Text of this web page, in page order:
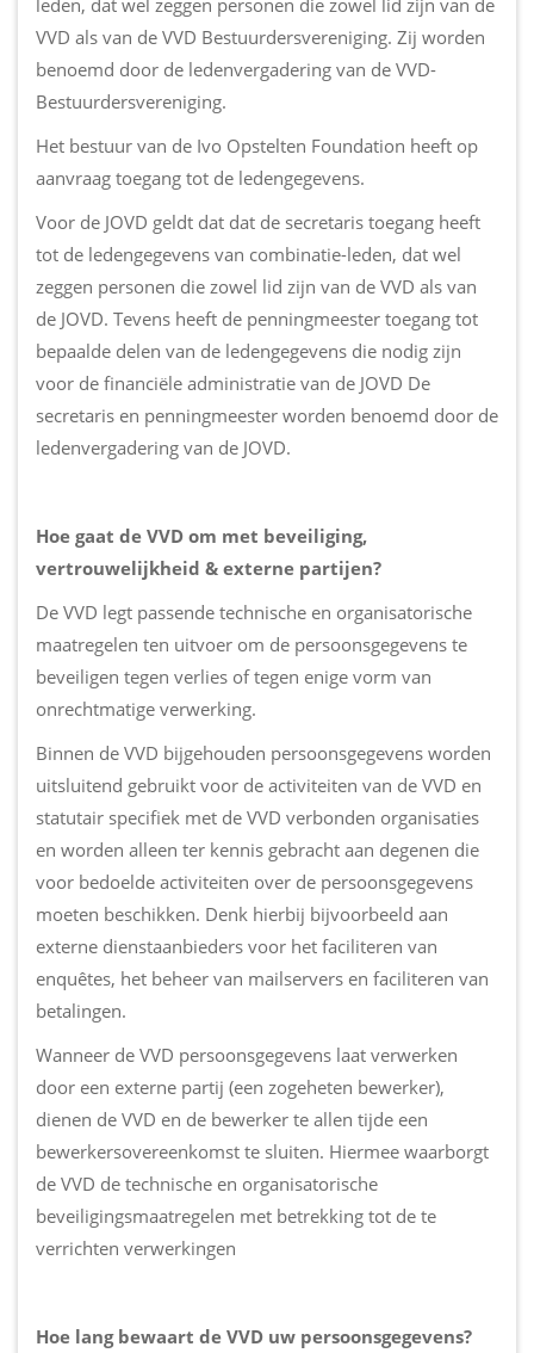
leden, dat wel zeggen personen die zowel lid zijn van de
VVD als van de VVD Bestuurdersvereniging. Zij worden
benoemd door de ledenvergadering van de VVD-
Bestuurdersvereniging.
Het bestuur van de Ivo Opstelten Foundation heeft op
aanvraag toegang tot de ledengegevens.
Voor de JOVD geldt dat dat de secretaris toegang heeft
tot de ledengegevens van combinatie-leden, dat wel
zeggen personen die zowel lid zijn van de VVD als van
de JOVD. Tevens heeft de penningmeester toegang tot
bepaalde delen van de ledengegevens die nodig zijn
voor de financiële administratie van de JOVD De
secretaris en penningmeester worden benoemd door de
ledenvergadering van de JOVD.
Hoe gaat de VVD om met beveiliging,
vertrouwelijkheid & externe partijen?
De VVD legt passende technische en organisatorische
maatregelen ten uitvoer om de persoonsgegevens te
beveiligen tegen verlies of tegen enige vorm van
onrechtmatige verwerking.
Binnen de VVD bijgehouden persoonsgegevens worden
uitsluitend gebruikt voor de activiteiten van de VVD en
statutair specifiek met de VVD verbonden organisaties
en worden alleen ter kennis gebracht aan degenen die
voor bedoelde activiteiten over de persoonsgegevens
moeten beschikken. Denk hierbij bijvoorbeeld aan
externe dienstaanbieders voor het faciliteren van
enquêtes, het beheer van mailservers en faciliteren van
betalingen.
Wanneer de VVD persoonsgegevens laat verwerken
door een externe partij (een zogeheten bewerker),
dienen de VVD en de bewerker te allen tijde een
bewerkersovereenkomst te sluiten. Hiermee waarborgt
de VVD de technische en organisatorische
beveiligingsmaatregelen met betrekking tot de te
verrichten verwerkingen
Hoe lang bewaart de VVD uw persoonsgegevens?